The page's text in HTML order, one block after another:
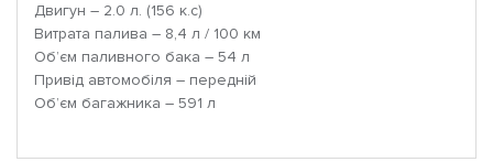
Двигун – 2.0 л. (156 к.с)
Витрата палива – 8,4 л / 100 км
Об’єм паливного бака – 54 л
Привід автомобіля – передній
Об’єм багажника – 591 л